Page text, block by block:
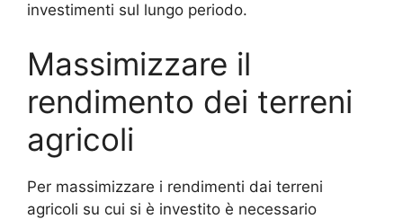
investimenti sul lungo periodo.
Massimizzare il
rendimento dei terreni
agricoli
Per massimizzare i rendimenti dai terreni
agricoli su cui si è investito è necessario